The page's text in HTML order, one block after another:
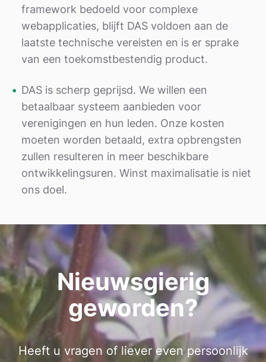
framework bedoeld voor complexe
webapplicaties, blijft DAS voldoen aan de
laatste technische vereisten en is er sprake
van een toekomstbestendig product.
• DAS is scherp geprijsd. We willen een
betaalbaar systeem aanbieden voor
verenigingen en hun leden. Onze kosten
moeten worden betaald, extra opbrengsten
zullen resulteren in meer beschikbare
ontwikkelingsuren. Winst maximalisatie is niet
ons doel.
Nieuwsgierig
geworden?
Heeft u vragen of liever even persoonlijk